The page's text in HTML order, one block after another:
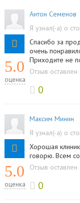
5.0
оценка
Антон Семенов
Я узнал(-а) о
Спасибо за
очень
Приходите не
Отзыв
0
5.0
оценка
Максим Минин
Я узнал(-а) о
Хорошая
говорю. Всем
Отзыв
0